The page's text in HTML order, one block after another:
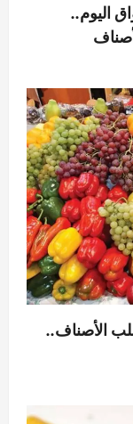
اليوم..
الأصناف..